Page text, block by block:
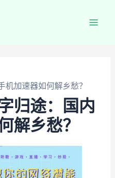
机加速器如何解乡愁？
归途：国内
解乡愁？